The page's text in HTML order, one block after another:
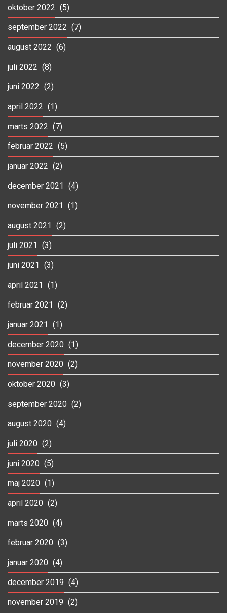
oktober 2022 (5)
september 2022 (7)
august 2022 (6)
juli 2022 (8)
juni 2022 (2)
april 2022 (1)
marts 2022 (7)
februar 2022 (5)
januar 2022 (2)
december 2021 (4)
november 2021 (1)
august 2021 (2)
juli 2021 (3)
juni 2021 (3)
april 2021 (1)
februar 2021 (2)
januar 2021 (1)
december 2020 (1)
november 2020 (2)
oktober 2020 (3)
september 2020 (2)
august 2020 (4)
juli 2020 (2)
juni 2020 (5)
maj 2020 (1)
april 2020 (2)
marts 2020 (4)
februar 2020 (3)
januar 2020 (4)
december 2019 (4)
november 2019 (2)